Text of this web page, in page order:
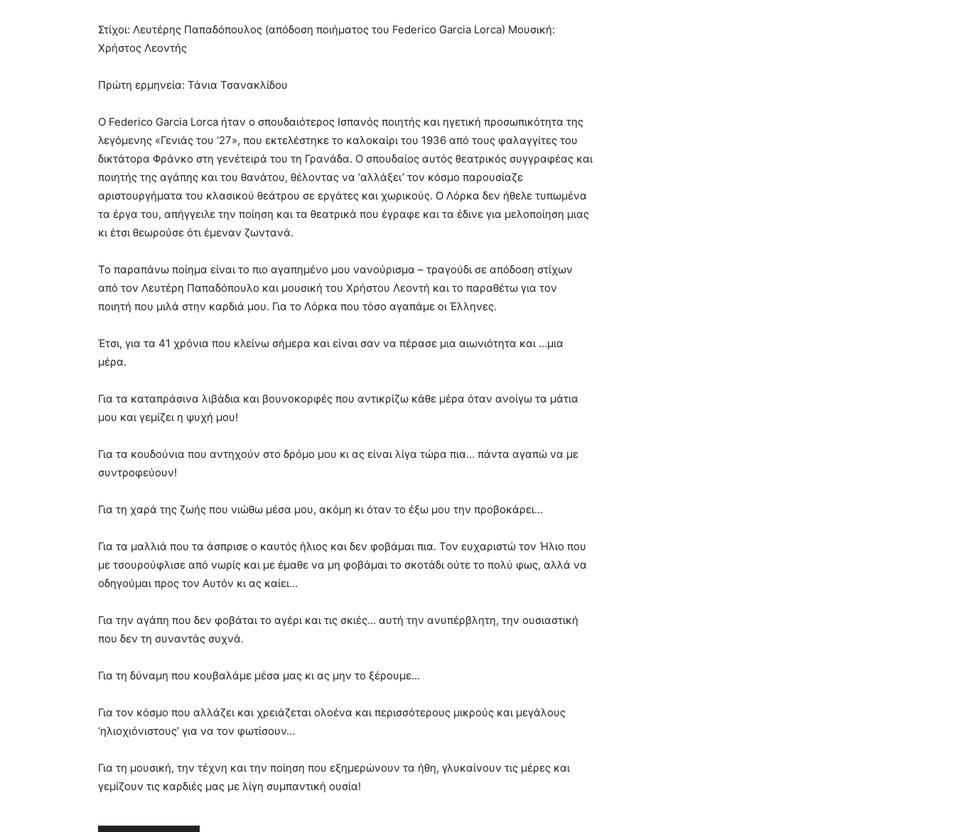
Στίχοι: Λευτέρης Παπαδόπουλος (απόδοση ποιήματος του Federico Garcia Lorca) Μουσική:
Χρήστος Λεοντής
Πρώτη ερμηνεία: Τάνια Τσανακλίδου
Ο Federico Garcia Lorca ήταν ο σπουδαιότερος Ισπανός ποιητής και ηγετική προσωπικότητα της
λεγόμενης «Γενιάς του ‘27», που εκτελέστηκε το καλοκαίρι του 1936 από τους φαλαγγίτες του
δικτάτορα Φράνκο στη γενέτειρά του τη Γρανάδα. Ο σπουδαίος αυτός θεατρικός συγγραφέας και
ποιητής της αγάπης και του θανάτου, θέλοντας να ‘αλλάξει’ τον κόσμο παρουσίαζε
αριστουργήματα του κλασικού θεάτρου σε εργάτες και χωρικούς. Ο Λόρκα δεν ήθελε τυπωμένα
τα έργα του, απήγγειλε την ποίηση και τα θεατρικά που έγραφε και τα έδινε για μελοποίηση μιας
κι έτσι θεωρούσε ότι έμεναν ζωντανά.
Το παραπάνω ποίημα είναι το πιο αγαπημένο μου νανούρισμα – τραγούδι σε απόδοση στίχων
από τον Λευτέρη Παπαδόπουλο και μουσική του Χρήστου Λεοντή και το παραθέτω για τον
ποιητή που μιλά στην καρδιά μου. Για το Λόρκα που τόσο αγαπάμε οι Έλληνες.
Έτσι, για τα 41 χρόνια που κλείνω σήμερα και είναι σαν να πέρασε μια αιωνιότητα και …μια
μέρα.
Για τα καταπράσινα λιβάδια και βουνοκορφές που αντικρίζω κάθε μέρα όταν ανοίγω τα μάτια
μου και γεμίζει η ψυχή μου!
Για τα κουδούνια που αντηχούν στο δρόμο μου κι ας είναι λίγα τώρα πια… πάντα αγαπώ να με
συντροφεύουν!
Για τη χαρά της ζωής που νιώθω μέσα μου, ακόμη κι όταν το έξω μου την προβοκάρει…
Για τα μαλλιά που τα άσπρισε ο καυτός ήλιος και δεν φοβάμαι πια. Τον ευχαριστώ τον Ήλιο που
με τσουρούφλισε από νωρίς και με έμαθε να μη φοβάμαι το σκοτάδι ούτε το πολύ φως, αλλά να
οδηγούμαι προς τον Αυτόν κι ας καίει…
Για την αγάπη που δεν φοβάται το αγέρι και τις σκιές… αυτή την ανυπέρβλητη, την ουσιαστική
που δεν τη συναντάς συχνά.
Για τη δύναμη που κουβαλάμε μέσα μας κι ας μην το ξέρουμε…
Για τον κόσμο που αλλάζει και χρειάζεται ολοένα και περισσότερους μικρούς και μεγάλους
‘ηλιοχιόνιστους’ για να τον φωτίσουν…
Για τη μουσική, την τέχνη και την ποίηση που εξημερώνουν τα ήθη, γλυκαίνουν τις μέρες και
γεμίζουν τις καρδιές μας με λίγη συμπαντική ουσία!